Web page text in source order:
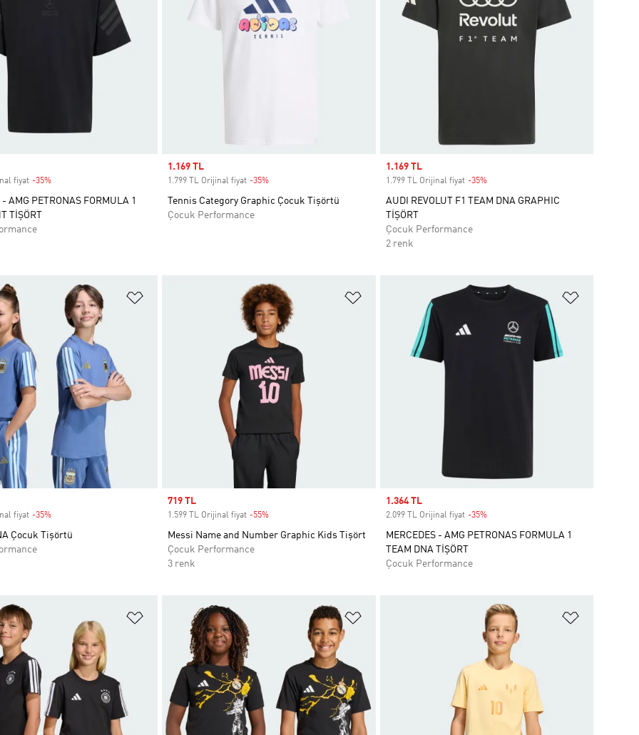
fiyat -35%Discount
- AMG PETRONAS FORMULA 1
TİŞÖRT
Sale price
1.169 TL
1.799 TL Orijinal fiyat -35%
Tennis Category Graphic Çocuk Tişörtü
Çocuk Performance
Sale price
1.169 TL
1.799 TL Orijinal fiyat -35%Discount
AUDI REVOLUT F1 TEAM DNA GRAPHIC
TİŞÖRT
Çocuk Performance
2 renk
Ekle Favori Listesine Ekle
fiyat -35%Discount
Çocuk Tişörtü
Favori Listesine Ekle
Sale price
719 TL
1.599 TL Orijinal fiyat -55%
Messi Name and Number Graphic Kids Tişört
Çocuk Performance
3 renk
Sale price
1.364 TL
2.099 TL Orijinal fiyat -35%Discount
MERCEDES - AMG PETRONAS FORMULA 1
TEAM DNA TİŞÖRT
Çocuk Performance
Ekle Favori Listesine Ekle